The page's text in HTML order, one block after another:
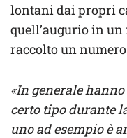
lontani dai propri
quell’augurio in
raccolto un
«In generale
certo tipo durante
uno ad esempio è